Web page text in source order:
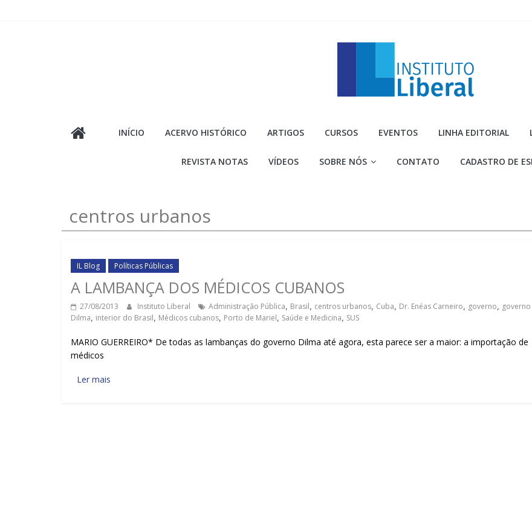
Liberal
mais
INÍCIO ACERVO HISTÓRICO ARTIGOS CURSOS EVENTOS LINHA EDITORIAL
REVISTA NOTAS VÍDEOS SOBRE NÓS CONTATO CADASTRO DE
centros urbanos
IL Blog Políticas Públicas
A LAMBANÇA DOS MÉDICOS CUBANOS
27/08/2013 Instituto Liberal Administração Pública, Brasil, centros urbanos, Cuba, Dr. Enéas Carneiro, governo, governo
Dilma, interior do Brasil, Médicos cubanos, Porto de Mariel, Saúde e Medicina, SUS
MARIO GUERREIRO* De todas as lambanças do governo Dilma até agora, esta parece ser a maior: a importação de
médicos
Ler mais